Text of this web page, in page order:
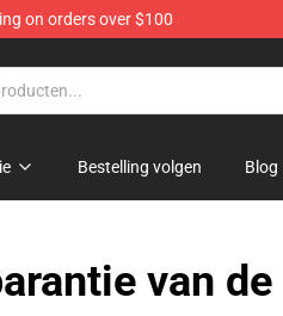
on orders over $100
Bestelling volgen Blog
van